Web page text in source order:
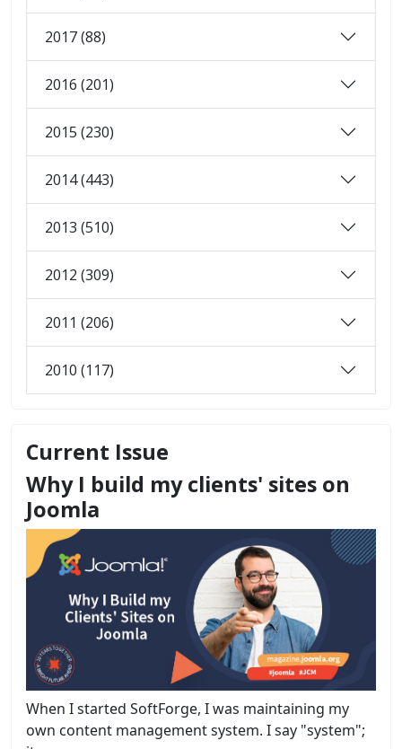
2017 (88)
2016 (201)
2015 (230)
2014 (443)
2013 (510)
2012 (309)
2011 (206)
2010 (117)
Current Issue
Why I build my clients' sites on
Joomla
When I started SoftForge, I was maintaining my
own content management system. I say "system";